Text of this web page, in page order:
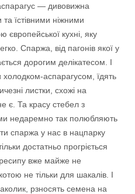
— дивовижна
їстівними ніжними
кухні, яку
Спаржа, від пагонів якої у
дорогим делікатесом. І
холодком-аспарагусом, їдять
листки, схожі на
є. Та красу стебел з
недаремно так полюбляють
спаржа у нас в нацпарку
достатньо прогріється
вже майже не
не тільки для шакалів. І
рзносять семена на